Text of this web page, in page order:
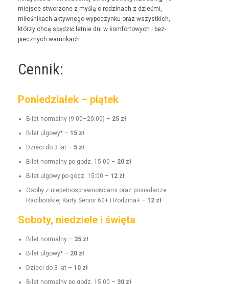
miejsce stwor­zone z myślą o rodz­i­nach z dzieć­mi,
miłośnikach akty­wnego wypoczynku oraz wszys­t­kich,
którzy chcą spędz­ić let­nie dni w kom­for­towych i bez­
piecznych warunkach.
Cennik:
Poniedziałek – piątek
Bilet nor­mal­ny (9:00–20:00) – 25 zł
Bilet ulgo­wy* – 15 zł
Dzieci do 3 lat – 5 zł
Bilet nor­mal­ny po godz. 15:00 – 20 zł
Bilet ulgo­wy po godz. 15:00 – 12 zł
Oso­by z niepełnosprawnoś­ci­a­mi oraz posi­adacze
Raci­borskiej Kar­ty Senior 60+ i Rodz­i­na+ – 12 zł
Soboty, niedziele i święta
Bilet nor­mal­ny – 35 zł
Bilet ulgo­wy* – 20 zł
Dzieci do 3 lat – 10 zł
Bilet nor­mal­ny po godz. 15:00 – 30 zł